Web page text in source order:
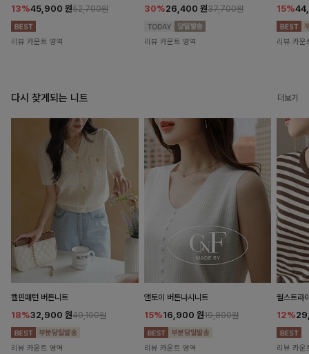
13%45,900 원52,700원
리뷰 카운트 영역
30%26,400 원37,700원
리뷰 카운트 영역
15%
리뷰 카운
다시 찾게되는 니트 더보기
캘핀패턴 버튼니트
18%32,900 원40,100원
리뷰 카운트 영역
앤토이 버튼나시니트
15%16,900 원19,800원
리뷰 카운트 영역
월스트라
12%
리뷰 카운